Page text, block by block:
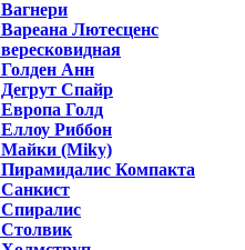
Лютесценс
Анн
Спайр
Голд
Риббон
Майки (Miky)
Пирамидалис Компакта
Спиралис
Столвик